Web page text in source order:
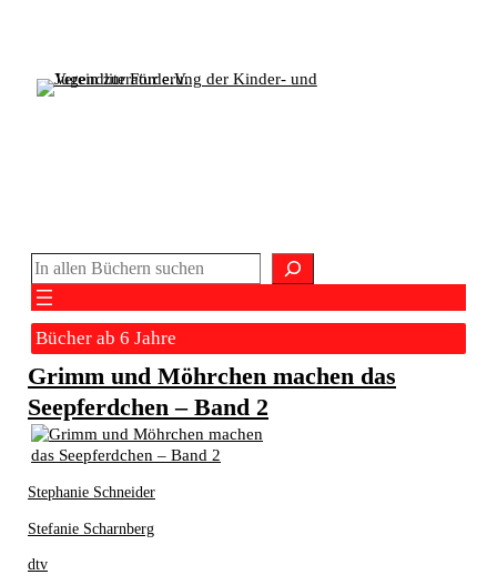
Suchen
Bücher ab 6 Jahre
Grimm und Möhrchen machen das
Seepferdchen – Band 2
Stephanie Schneider
Stefanie Scharnberg
dtv